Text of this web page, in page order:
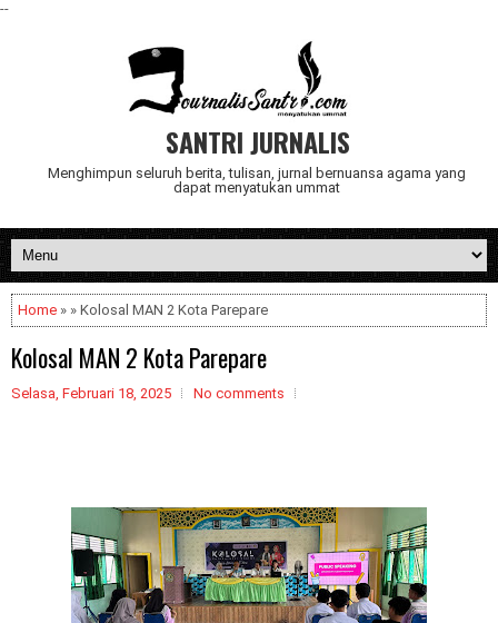
--
SANTRI JURNALIS
Menghimpun seluruh berita, tulisan, jurnal bernuansa agama yang
dapat menyatukan ummat
Home » » Kolosal MAN 2 Kota Parepare
Kolosal MAN 2 Kota Parepare
Selasa, Februari 18, 2025 No comments